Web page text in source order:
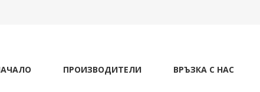
ПРОИЗВОДИТЕЛИ ВРЪЗКА С НАС